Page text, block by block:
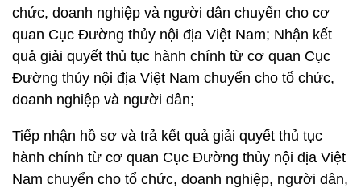
chức, doanh nghiệp và người dân chuyển cho cơ
quan Cục Đường thủy nội địa Việt Nam; Nhận kết
quả giải quyết thủ tục hành chính từ cơ quan Cục
Đường thủy nội địa Việt Nam chuyển cho tổ chức,
doanh nghiệp và người dân;
Tiếp nhận hồ sơ và trả kết quả giải quyết thủ tục
hành chính từ cơ quan Cục Đường thủy nội địa Việt
Nam chuyển cho tổ chức, doanh nghiệp, người dân,